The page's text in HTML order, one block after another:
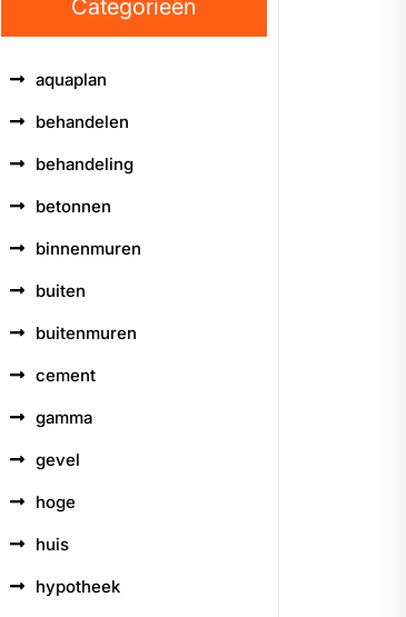
Categorieën
aquaplan
behandelen
behandeling
betonnen
binnenmuren
buiten
buitenmuren
cement
gamma
gevel
hoge
huis
hypotheek